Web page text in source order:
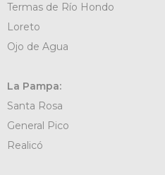
Termas de Río Hondo
Loreto
Ojo de Agua
La Pampa:
Santa Rosa
General Pico
Realicó